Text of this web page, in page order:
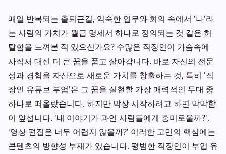
매일 반복되는 출퇴근길, 익숙한 업무와 회의 속에서 '나'라
는 사람의 가치가 월급 명세서 하나로 정의되는 것 같은 허
탈함을 느껴본 적 있으신가요? 수많은 직장인이 가슴속에
사직서 대신 더 큰 꿈을 품고 살아갑니다. 바로 자신의 전문
성과 경험을 자산으로 새로운 가치를 창출하는 것, 특히 '직
장인 유튜브 부업'은 그 꿈을 실현할 가장 매력적인 무대 중
하나로 떠올랐습니다. 하지만 막상 시작하려고 하면 막막함
이 앞섭니다. '내 이야기가 과연 사람들에게 흥미로울까?',
'영상 편집은 너무 어렵지 않을까?' 이러한 고민의 핵심에는
콘텐츠의 방향성 부재가 있습니다. 평범한 직장인이 부업 유